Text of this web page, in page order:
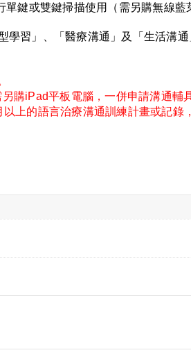
鍵或雙鍵掃描使用（需另購無線藍
習」、「醫療溝通」及「生活溝通
購iPad平板電腦，一併申請溝通輔
上的語言治療溝通訓練計畫或記